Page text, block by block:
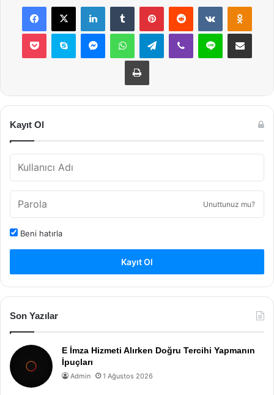
Facebook
X LinkedInTumblr PinterestReddit VKontakte
Pocket Skype MessengerWhatsAppTelegramViber Line E-Posta ile
Yazdır
Kayıt Ol
Unuttunuz mu?
Beni hatırla
Kayıt Ol
Son Yazılar
E İmza Hizmeti Alırken Doğru Tercihi Yapmanın
İpuçları
Admin 1 Ağustos 2026